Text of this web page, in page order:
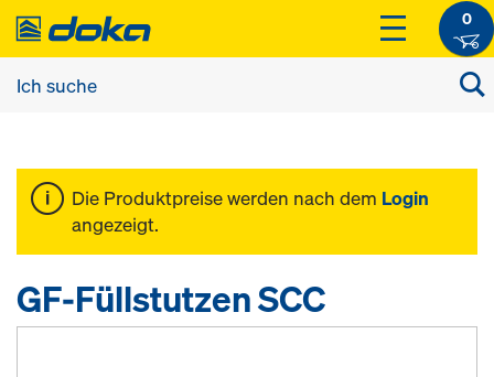
0
Die Produktpreise werden nach dem Login
angezeigt.
GF-Füllstutzen SCC